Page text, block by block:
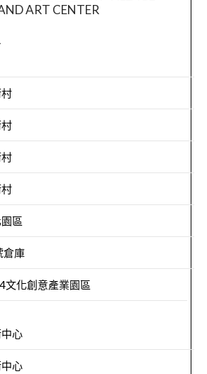
ART CENTER
區
倉庫
文化創意產業園區
心
心